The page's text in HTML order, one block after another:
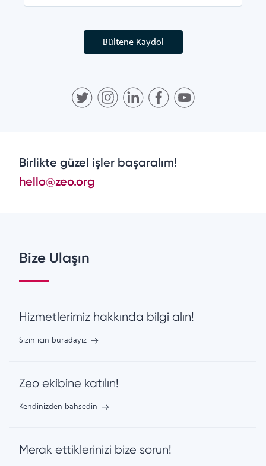
Bültene Kaydol
Birlikte güzel işler başaralım!
hello@zeo.org
Bize Ulaşın
Hizmetlerimiz hakkında bilgi alın!
Sizin için buradayız
Zeo ekibine katılın!
Kendinizden bahsedin
Merak ettiklerinizi bize sorun!